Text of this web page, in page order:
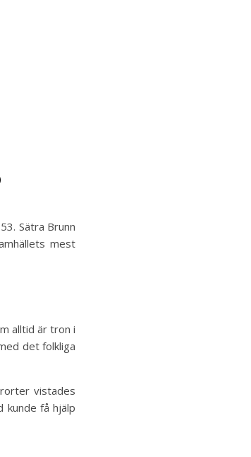
Sätra Brunn
mest
alltid är tron i
det folkliga
vistades
kunde få hjälp